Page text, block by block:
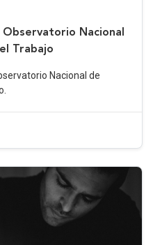
Observatorio Nacional
Trabajo
Nacional de